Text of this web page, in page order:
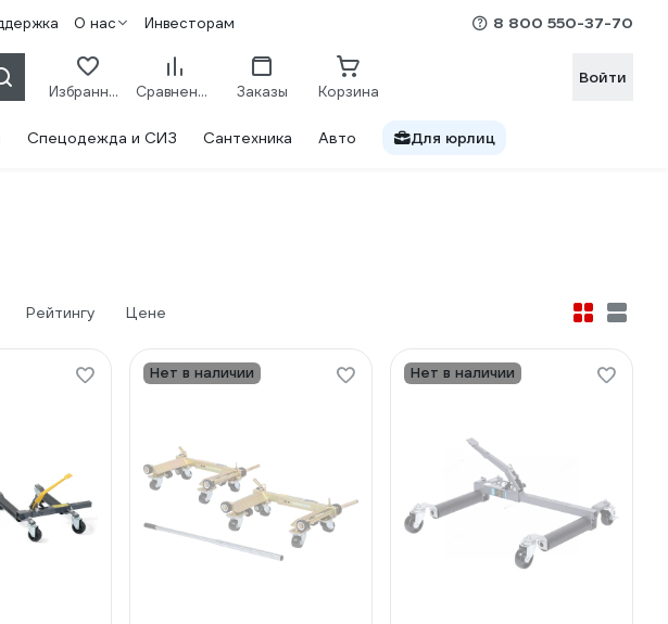
О нас Инвесторам 8 800 550-37-70
Избранное Сравнение Заказы Корзина
Войти
Спецодежда и СИЗ Сантехника Авто Для юрлиц
Рейтингу Цене
Нет в наличии Нет в наличии